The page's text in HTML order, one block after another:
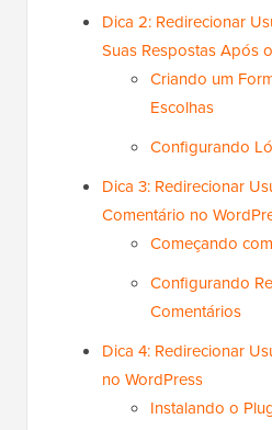
Dica 2: Redirecionar
Suas Respostas Após
Criando um
Escolhas
Configurando
Dica 3: Redirecionar
Comentário no
Começando
Configurando
Comentários
Dica 4: Redirecionar
no WordPress
Instalando o